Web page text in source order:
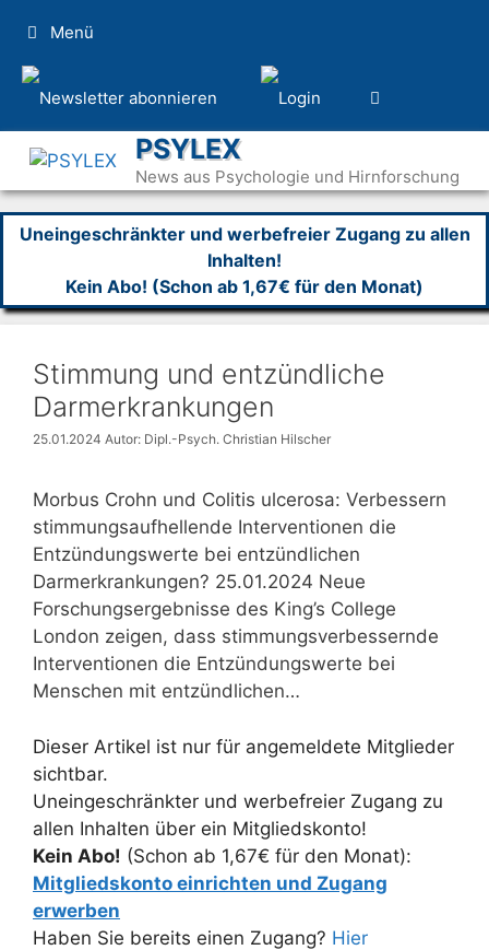
Inhalt
springen
Menü
PSYLEX
News aus Psychologie und Hirnforschung
Uneingeschränkter und werbefreier Zugang zu allen
Inhalten!
Kein Abo! (Schon ab 1,67€ für den Monat)
Stimmung und entzündliche
Darmerkrankungen
25.01.2024 Autor: Dipl.-Psych. Christian Hilscher
Morbus Crohn und Colitis ulcerosa: Verbessern
stimmungsaufhellende Interventionen die
Entzündungswerte bei entzündlichen
Darmerkrankungen? 25.01.2024 Neue
Forschungsergebnisse des King’s College
London zeigen, dass stimmungsverbessernde
Interventionen die Entzündungswerte bei
Menschen mit entzündlichen…
Dieser Artikel ist nur für angemeldete Mitglieder
sichtbar.
Uneingeschränkter und werbefreier Zugang zu
allen Inhalten über ein Mitgliedskonto!
Kein Abo! (Schon ab 1,67€ für den Monat):
Mitgliedskonto einrichten und Zugang
erwerben
Haben Sie bereits einen Zugang? Hier